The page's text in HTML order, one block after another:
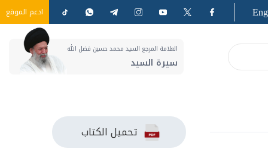
ادعم الموقع
العلامة المرجع السيد محمد حسين فضل الله
سيرة السيد
تحميل الكتاب